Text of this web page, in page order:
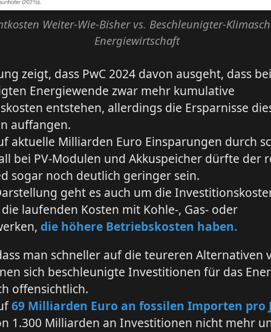
Weiter-Wie-Bisher vs. Beschleunigter-
Energiewirtschaft
zeigt, dass PwC 2024 davon ausgeht, dass
Energiewende zwar mehr kumulative
entstehen, allerdings die Ersparnisse
auffangen.
aktuelle Milliarden Euro Einsparungen durch
bei PV-Modulen und Akkuspeicher dürfte der
sogar noch deutlich geringer sein.
geht es auch um die
laufenden Kosten mit Kohle-, Gas- oder
die höhere Betriebskosten haben.
man schneller auf die teureren Alternativen
sich beschleunigte Investitionen für das
offensichtlich.
69 Milliarden Euro an fossilen Importen pro
1.300 Milliarden an Investitionen nicht mehr